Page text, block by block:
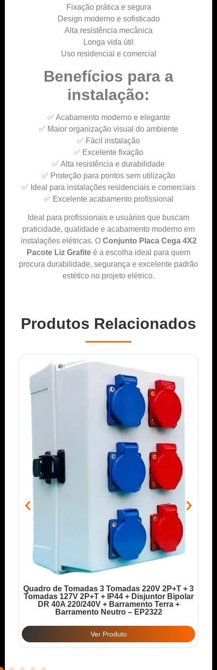
Fixação prática e segura
Design moderno e sofisticado
Alta resistência mecânica
Longa vida útil
Uso residencial e comercial
Benefícios para a
instalação:
✅ Acabamento moderno e elegante
✅ Maior organização visual do ambiente
✅ Fácil instalação
✅ Excelente fixação
✅ Alta resistência e durabilidade
✅ Proteção para pontos sem utilização
✅ Ideal para instalações residenciais e comerciais
✅ Excelente acabamento profissional
Ideal para profissionais e usuários que buscam
praticidade, qualidade e acabamento moderno em
instalações elétricas. O Conjunto Placa Cega 4X2
Pacote Liz Grafite é a escolha ideal para quem
procura durabilidade, segurança e excelente padrão
estético no projeto elétrico.
Produtos Relacionados
Quadro de Tomadas 3 Tomadas 220V 2P+T + 3
Tomadas 127V 2P+T + IP44 + Disjuntor Bipolar
DR 40A 220/240V + Barramento Terra +
Barramento Neutro – EP2322
Ver Produto